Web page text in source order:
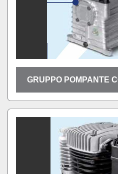
GRUPPO POMPANTE